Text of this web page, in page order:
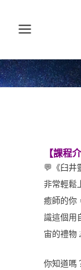
【課程
💬《臼井
非常輕鬆
癒師的你
識這個用
宙的禮物
你知道嗎